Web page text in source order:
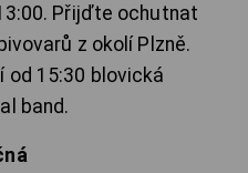
Přijďte ochutnat
z okolí Plzně.
od 15:30 blovická
band.